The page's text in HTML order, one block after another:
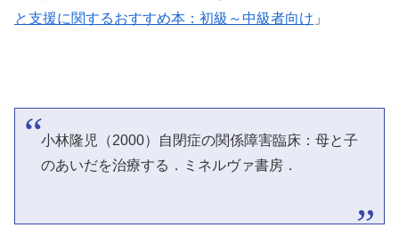
と支援に関するおすすめ本：初級～中級者向け 」
小林隆児（2000）自閉症の関係障害臨床：母と子
のあいだを治療する．ミネルヴァ書房．